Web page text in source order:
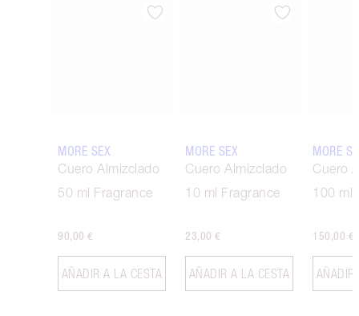
Artículo 1 de 6
MORE SEX
Cuero Almizclado
50 ml Fragrance
90,00 €
AÑADIR A LA CESTA
Artículo 2 de 6
MORE SEX
Cuero Almizclado
10 ml Fragrance
23,00 €
AÑADIR A LA CESTA
MORE
Cuero
100 ml
150,00 €
AÑADIR